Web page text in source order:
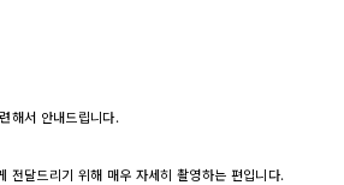
해서 안내드립니다.
전달드리기 위해 매우 자세히 촬영하는 편입니다.